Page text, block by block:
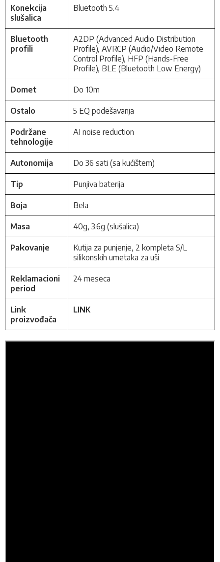
Konekcija
slušalica
Bluetooth 5.4
Bluetooth
profili
A2DP (Advanced Audio Distribution
Profile), AVRCP (Audio/Video Remote
Control Profile), HFP (Hands-Free
Profile), BLE (Bluetooth Low Energy)
Domet Do 10m
Ostalo 5 EQ podešavanja
Podržane
tehnologije
AI noise reduction
Autonomija Do 36 sati (sa kućištem)
Tip Punjiva baterija
Boja Bela
Masa 40g, 3.6g (slušalica)
Pakovanje
Kutija za punjenje, 2 kompleta S/L
silikonskih umetaka za uši
Reklamacioni
period
24 meseca
Link
proizvođača
LINK